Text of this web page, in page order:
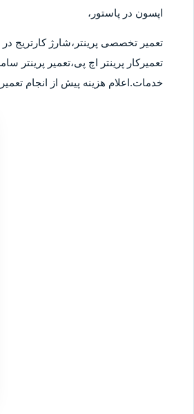
اپسون در پاستور،
تعمیر تخصصی پرینتر،شارژ
تعمیرکار پرینتر اچ پی،تعمیر پرینتر
خدمات.اعلام هزینه پیش از انجام